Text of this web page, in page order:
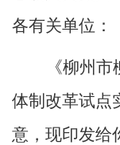
各有关单位 ：
《柳州
体制改革试点
意， 现印发给